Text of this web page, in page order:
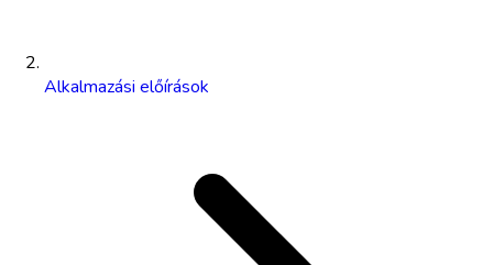
Alkalmazási előírások